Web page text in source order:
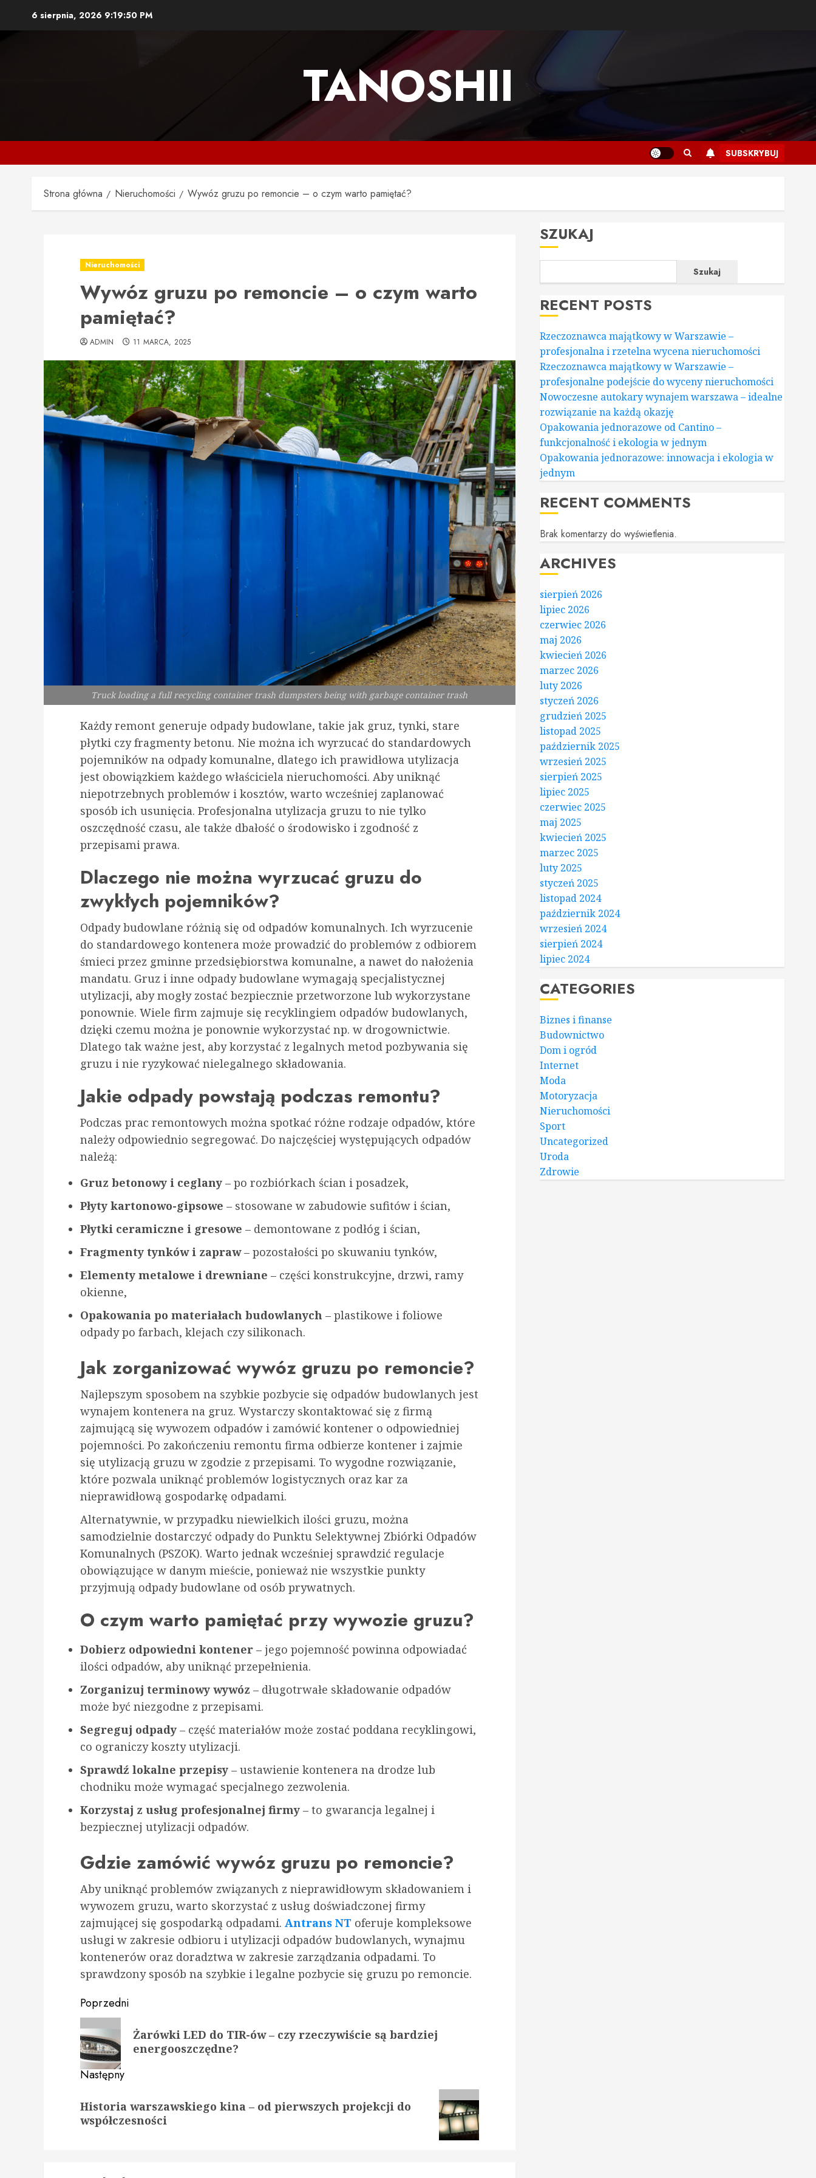
6 sierpnia, 2026 9:19:51 PM
TANOSHII
SUBSKRYBUJ
Strona główna Nieruchomości Wywóz gruzu po remoncie – o czym warto pamiętać?
Nieruchomości
Wywóz gruzu po remoncie – o czym warto
pamiętać?
ADMIN 11 MARCA, 2025
Truck loading a full recycling container trash dumpsters being with garbage container trash
Każdy remont generuje odpady budowlane, takie jak gruz, tynki, stare
płytki czy fragmenty betonu. Nie można ich wyrzucać do standardowych
pojemników na odpady komunalne, dlatego ich prawidłowa utylizacja
jest obowiązkiem każdego właściciela nieruchomości. Aby uniknąć
niepotrzebnych problemów i kosztów, warto wcześniej zaplanować
sposób ich usunięcia. Profesjonalna utylizacja gruzu to nie tylko
oszczędność czasu, ale także dbałość o środowisko i zgodność z
przepisami prawa.
Dlaczego nie można wyrzucać gruzu do
zwykłych pojemników?
Odpady budowlane różnią się od odpadów komunalnych. Ich wyrzucenie
do standardowego kontenera może prowadzić do problemów z odbiorem
śmieci przez gminne przedsiębiorstwa komunalne, a nawet do nałożenia
mandatu. Gruz i inne odpady budowlane wymagają specjalistycznej
utylizacji, aby mogły zostać bezpiecznie przetworzone lub wykorzystane
ponownie. Wiele firm zajmuje się recyklingiem odpadów budowlanych,
dzięki czemu można je ponownie wykorzystać np. w drogownictwie.
Dlatego tak ważne jest, aby korzystać z legalnych metod pozbywania się
gruzu i nie ryzykować nielegalnego składowania.
Jakie odpady powstają podczas remontu?
Podczas prac remontowych można spotkać różne rodzaje odpadów, które
należy odpowiednio segregować. Do najczęściej występujących odpadów
należą:
Gruz betonowy i ceglany – po rozbiórkach ścian i posadzek,
Płyty kartonowo-gipsowe – stosowane w zabudowie sufitów i ścian,
Płytki ceramiczne i gresowe – demontowane z podłóg i ścian,
Fragmenty tynków i zapraw– pozostałości po skuwaniu tynków,
Elementy metalowe i drewniane – części konstrukcyjne, drzwi, ramy
okienne,
Opakowania po materiałach budowlanych – plastikowe i foliowe
odpady po farbach, klejach czy silikonach.
Jak zorganizować wywóz gruzu po remoncie?
Najlepszym sposobem na szybkie pozbycie się odpadów budowlanych jest
wynajem kontenera na gruz. Wystarczy skontaktować się z firmą
zajmującą się wywozem odpadów i zamówić kontener o odpowiedniej
pojemności. Po zakończeniu remontu firma odbierze kontener i zajmie
się utylizacją gruzu w zgodzie z przepisami. To wygodne rozwiązanie,
które pozwala uniknąć problemów logistycznych oraz kar za
nieprawidłową gospodarkę odpadami.
Alternatywnie, w przypadku niewielkich ilości gruzu, można
samodzielnie dostarczyć odpady do Punktu Selektywnej Zbiórki Odpadów
Komunalnych (PSZOK). Warto jednak wcześniej sprawdzić regulacje
obowiązujące w danym mieście, ponieważ nie wszystkie punkty
przyjmują odpady budowlane od osób prywatnych.
O czym warto pamiętać przy wywozie gruzu?
Dobierz odpowiedni kontener – jego pojemność powinna odpowiadać
ilości odpadów, aby uniknąć przepełnienia.
Zorganizuj terminowy wywóz – długotrwałe składowanie odpadów
może być niezgodne z przepisami.
Segreguj odpady – część materiałów może zostać poddana recyklingowi,
co ograniczy koszty utylizacji.
Sprawdź lokalne przepisy – ustawienie kontenera na drodze lub
chodniku może wymagać specjalnego zezwolenia.
Korzystaj z usług profesjonalnej firmy – to gwarancja legalnej i
bezpiecznej utylizacji odpadów.
Gdzie zamówić wywóz gruzu po remoncie?
Aby uniknąć problemów związanych z nieprawidłowym składowaniem i
wywozem gruzu, warto skorzystać z usług doświadczonej firmy
zajmującej się gospodarką odpadami. Antrans NT oferuje kompleksowe
usługi w zakresie odbioru i utylizacji odpadów budowlanych, wynajmu
kontenerów oraz doradztwa w zakresie zarządzania odpadami. To
sprawdzony sposób na szybkie i legalne pozbycie się gruzu po remoncie.
Zobacz
wpisy
Poprzedni
Poprzedni
wpis:
Żarówki LED do TIR-ów – czy rzeczywiście są bardziej
energooszczędne?
Następny
wpis:
Historia warszawskiego kina – od pierwszych projekcji do
współczesności
SZUKAJ
Szukaj
RECENT POSTS
Rzeczoznawca majątkowy w Warszawie –
profesjonalna i rzetelna wycena nieruchomości
Rzeczoznawca majątkowy w Warszawie –
profesjonalne podejście do wyceny nieruchomości
Nowoczesne autokary wynajem warszawa – idealne
rozwiązanie na każdą okazję
Opakowania jednorazowe od Cantino –
funkcjonalność i ekologia w jednym
Opakowania jednorazowe: innowacja i ekologia w
jednym
RECENT COMMENTS
Brak komentarzy do wyświetlenia.
ARCHIVES
sierpień 2026
lipiec 2026
czerwiec 2026
maj 2026
kwiecień 2026
marzec 2026
luty 2026
styczeń 2026
grudzień 2025
listopad 2025
październik 2025
wrzesień 2025
sierpień 2025
lipiec 2025
czerwiec 2025
maj 2025
kwiecień 2025
marzec 2025
luty 2025
styczeń 2025
listopad 2024
październik 2024
wrzesień 2024
sierpień 2024
lipiec 2024
CATEGORIES
Biznes i finanse
Budownictwo
Dom i ogród
Internet
Moda
Motoryzacja
Nieruchomości
Sport
Uncategorized
Uroda
Zdrowie